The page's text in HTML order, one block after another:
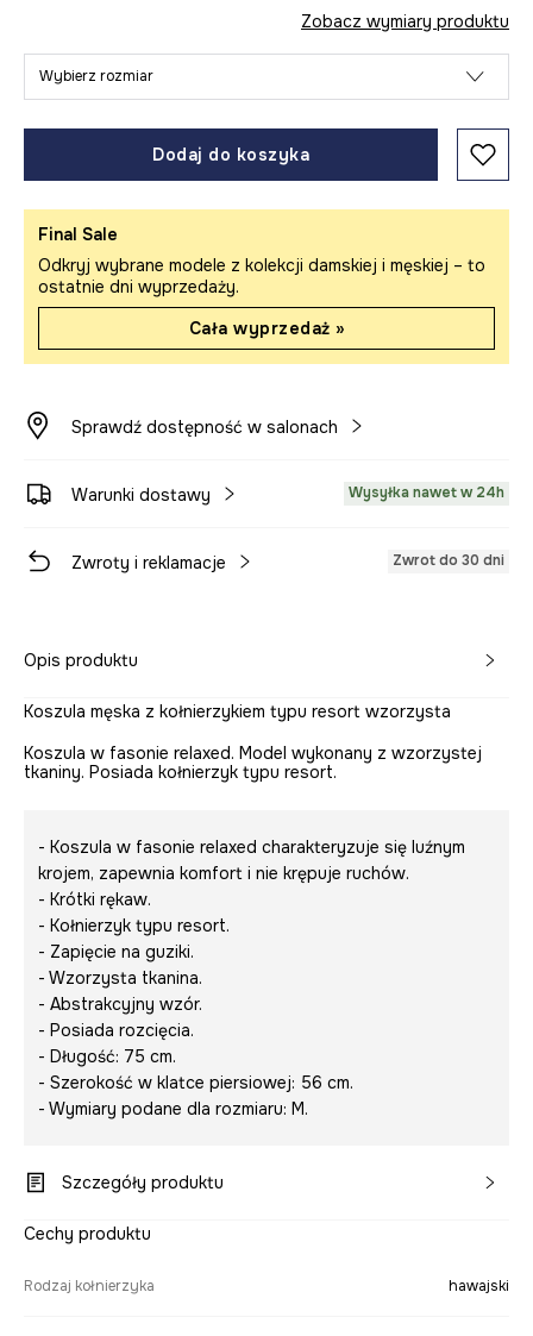
Zobacz wymiary produktu
Wybierz rozmiar
Dodaj do koszyka
Final Sale
Odkryj wybrane modele z kolekcji damskiej i męskiej – to
ostatnie dni wyprzedaży.
Cała wyprzedaż »
Sprawdź dostępność w salonach
Warunki dostawy Wysyłka nawet w 24h
Zwroty i reklamacje Zwrot do 30 dni
Opis produktu
Koszula męska z kołnierzykiem typu resort wzorzysta
Koszula w fasonie relaxed. Model wykonany z wzorzystej
tkaniny. Posiada kołnierzyk typu resort.
- Koszula w fasonie relaxed charakteryzuje się luźnym
krojem, zapewnia komfort i nie krępuje ruchów.
- Krótki rękaw.
- Kołnierzyk typu resort.
- Zapięcie na guziki.
- Wzorzysta tkanina.
- Abstrakcyjny wzór.
- Posiada rozcięcia.
- Długość: 75 cm.
- Szerokość w klatce piersiowej: 56 cm.
- Wymiary podane dla rozmiaru: M.
Szczegóły produktu
Cechy produktu
Rodzaj kołnierzyka hawajski